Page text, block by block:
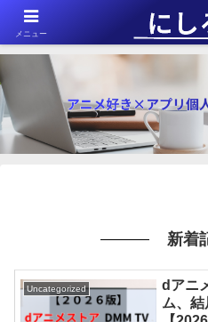
※このサイトはアフィリエイト広告
してい
新着
Uncategorized
dアニ
ム、結
メニュー